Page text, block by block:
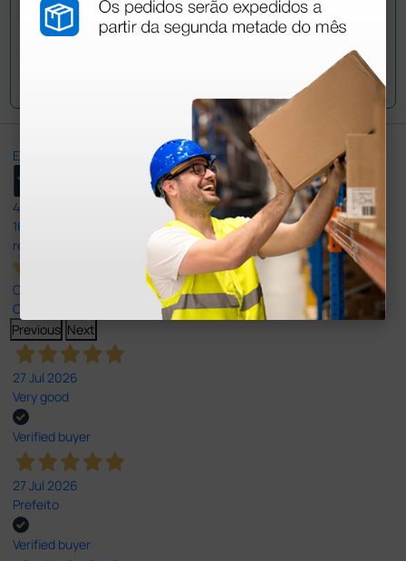
Excellent
4,8
165
reviews
Our 4 and 5 star reviews.
Click here to read them all >
Previous Next
27 Jul 2026
Very good
Verified buyer
27 Jul 2026
Prefeito
Verified buyer